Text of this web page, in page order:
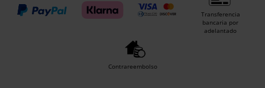
Transferencia
bancaria por
adelantado
Contrareembolso